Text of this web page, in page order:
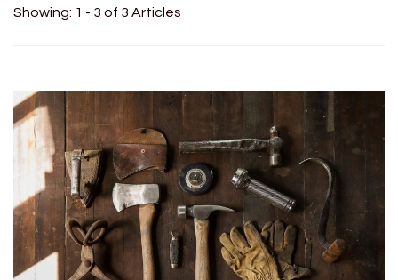
Showing: 1 - 3 of 3 Articles